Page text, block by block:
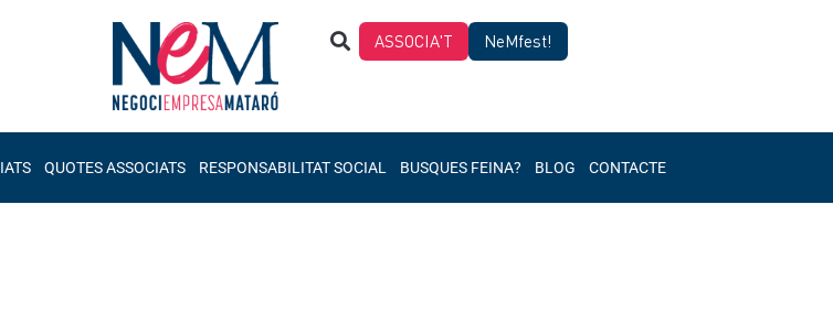
ASSOCIA'T NeMfest!
QUOTES ASSOCIATS RESPONSABILITAT SOCIAL BUSQUES FEINA? BLOG CONTACTE